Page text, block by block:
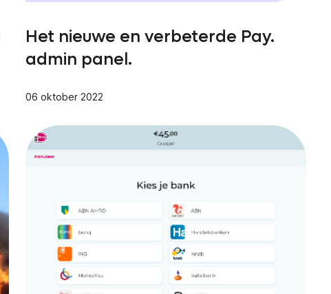
Het nieuwe en verbeterde Pay.
admin panel.
06 oktober 2022